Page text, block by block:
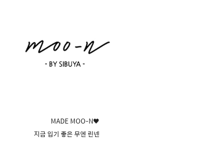
MADE MOO-N🖤
지금 입기 좋은 무엔 린넨